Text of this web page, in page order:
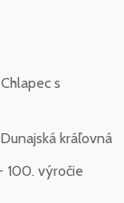
s
kráľovná
100. výročie